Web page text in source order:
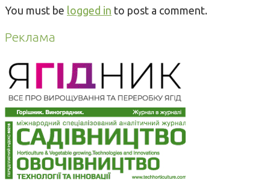
You must be logged in to post a comment.
Реклама